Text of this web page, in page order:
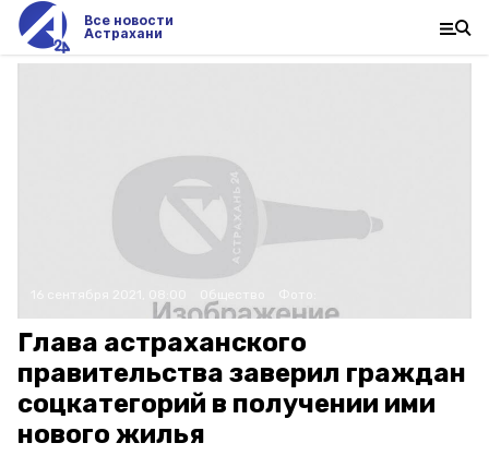
Все новости
Астрахани
Глава астраханского
правительства заверил граждан
соцкатегорий в получении ими
нового жилья